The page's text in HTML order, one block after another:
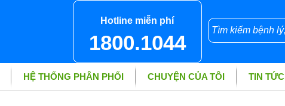
Hotline miễn phí
1800.1044
HỆ THỐNG PHÂN PHỐI CHUYỆN CỦA TÔI TIN TỨC